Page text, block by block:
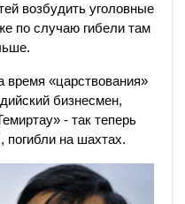
возбудить уголовные
по случаю гибели там
время «царствования»
бизнесмен,
- так теперь
погибли на шахтах.